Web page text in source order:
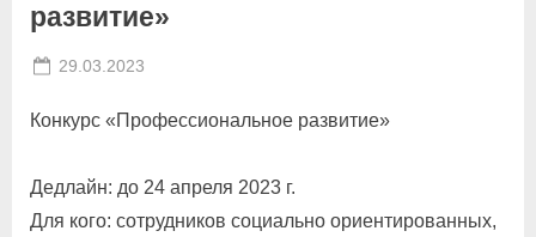
развитие»
Posted
29.03.2023
Конкурс «Профессиональное развитие»
Дедлайн: до 24 апреля 2023 г.
Для кого: сотрудников социально ориентированных,